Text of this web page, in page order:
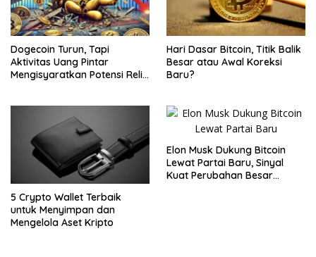
Dogecoin Turun, Tapi
Aktivitas Uang Pintar
Mengisyaratkan Potensi Reli
Hari Dasar Bitcoin, Titik Balik
Besar atau Awal Koreksi
Baru?
5 Crypto Wallet Terbaik
untuk Menyimpan dan
Mengelola Aset Kripto
Elon Musk Dukung Bitcoin
Lewat Partai Baru, Sinyal
Kuat Perubahan Besar